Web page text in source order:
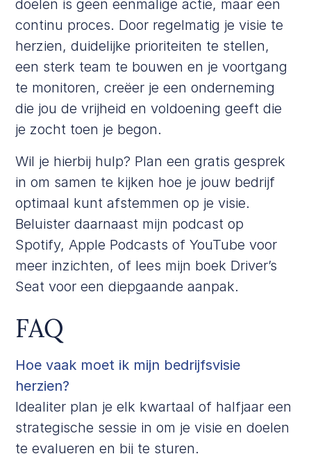
doelen is geen eenmalige actie, maar een
continu proces. Door regelmatig je visie te
herzien, duidelijke prioriteiten te stellen,
een sterk team te bouwen en je voortgang
te monitoren, creëer je een onderneming
die jou de vrijheid en voldoening geeft die
je zocht toen je begon.
Wil je hierbij hulp? Plan eengratis gesprek
in om samen te kijken hoe je jouw bedrijf
optimaal kunt afstemmen op je visie.
Beluister daarnaast mijn podcast op
Spotify, Apple Podcasts ofYouTube voor
meer inzichten, of lees mijn boek Driver’s
Seat voor een diepgaande aanpak.
FAQ
Hoe vaak moet ik mijn bedrijfsvisie
herzien?
Idealiter plan je elk kwartaal of halfjaar een
strategische sessie in om je visie en doelen
te evalueren en bij te sturen.